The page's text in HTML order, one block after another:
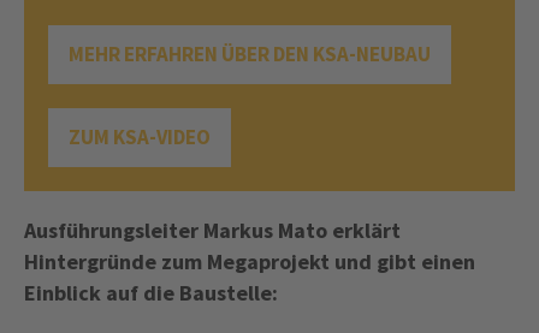
MEHR ERFAHREN ÜBER DEN KSA-NEUBAU
ZUM KSA-VIDEO
Ausführungsleiter Markus Mato erklärt
Hintergründe zum Megaprojekt und gibt einen
Einblick auf die Baustelle: